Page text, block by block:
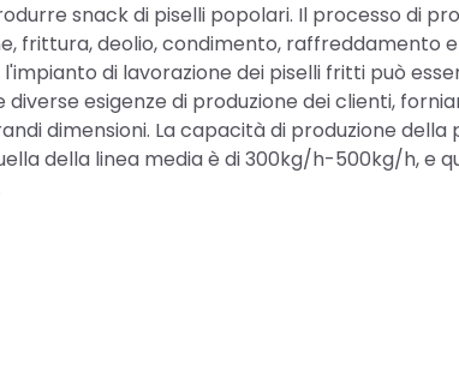
snack di piselli popolari. Il processo di
frittura, deolio, condimento, raffreddamento e
di lavorazione dei piselli fritti può
esigenze di produzione dei clienti,
dimensioni. La capacità di produzione della
della linea media è di 300kg/h-500kg/h, e